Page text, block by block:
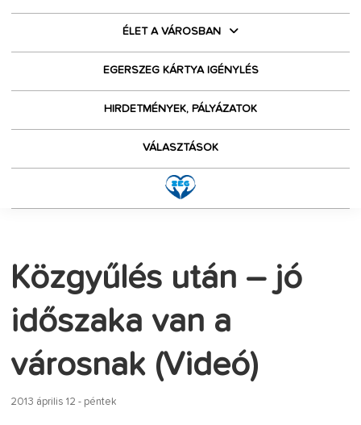
ÉLET A VÁROSBAN
EGERSZEG KÁRTYA IGÉNYLÉS
HIRDETMÉNYEK, PÁLYÁZATOK
VÁLASZTÁSOK
Közgyűlés után – jó
időszaka van a
városnak (Videó)
2013 április 12 - péntek